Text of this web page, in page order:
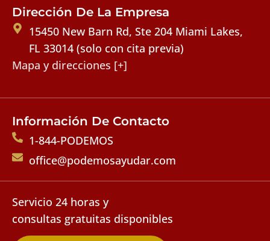
Dirección De La Empresa
15450 New Barn Rd, Ste 204 Miami Lakes,
FL 33014 (solo con cita previa)
Mapa y direcciones [+]
Información De Contacto
1-844-PODEMOS
office@podemosayudar.com
Servicio 24 horas y
consultas gratuitas disponibles